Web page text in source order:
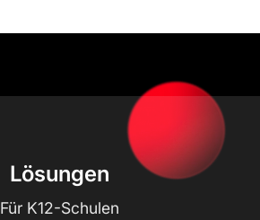
Lösungen
Für K12-Schulen